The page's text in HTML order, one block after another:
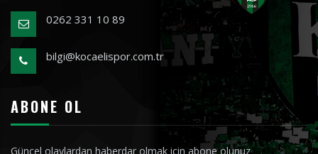
0262 331 10 89
bilgi@kocaelispor.com.tr
ABONE OL
Güncel olaylardan haberdar olmak için abone olunuz